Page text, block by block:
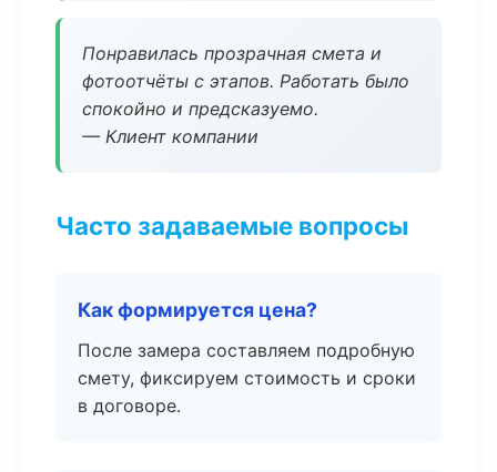
Понравилась прозрачная смета и
фотоотчёты с этапов. Работать было
спокойно и предсказуемо.
— Клиент компании
Часто задаваемые вопросы
Как формируется цена?
После замера составляем подробную
смету, фиксируем стоимость и сроки
в договоре.